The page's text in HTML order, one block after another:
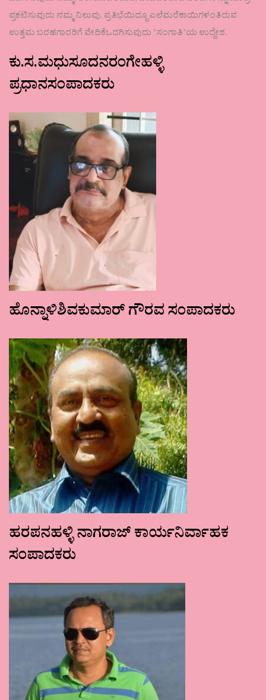
ಪ್ರಕಟಿಸುವುದು ನಮ್ಮ ನಿಲುವು. ಪ್ರತಿಭೆಯಿದ್ದೂ ಎಲೆಮರೆಕಾಯಿಗಳಂತಿರುವ
ಉತ್ತಮ ಬರಹಗಾರರಿಗೆ ವೇದಿಕೆಒದಗಿಸುವುದು ʼಸಂಗಾತಿʼಯ ಉದ್ದೇಶ.
ಕು.ಸ.ಮಧುಸೂದನರಂಗೇಹಳ್ಳಿ
ಪ್ರಧಾನಸಂಪಾದಕರು
ಹೊನ್ನಾಳಿಶಿವಕುಮಾರ್ ಗೌರವ ಸಂಪಾದಕರು
ಹರಪನಹಳ್ಳಿ ನಾಗರಾಜ್ ಕಾರ್ಯನಿರ್ವಾಹಕ
ಸಂಪಾದಕರು